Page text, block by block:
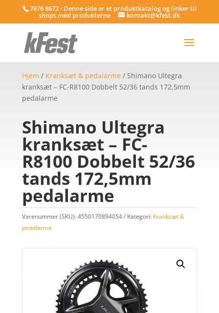
7876 8672 - Denne side er et produktkatalog og linker til
shops med produkterne kontakt@kfest.dk
Hjem / Kranksæt & pedalarme/ Shimano Ultegra
kranksæt – FC-R8100 Dobbelt 52/36 tands 172,5mm
pedalarme
Shimano Ultegra
kranksæt – FC-
R8100 Dobbelt 52/36
tands 172,5mm
pedalarme
Varenummer (SKU):4550170894054 Kategori: Kranksæt &
pedalarme